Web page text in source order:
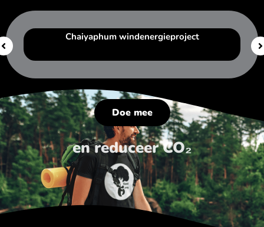
Chaiyaphum windenergieproject
Doe mee
en reduceer CO₂